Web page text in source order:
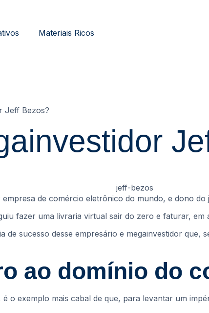
Materiais Ricos
Jeff Bezos?
de comércio eletrônico do mundo, e dono do
fazer uma livraria virtual sair do zero e faturar, em
sucesso desse empresário e megainvestidor que,
ao domínio do
é o exemplo mais cabal de que, para levantar um